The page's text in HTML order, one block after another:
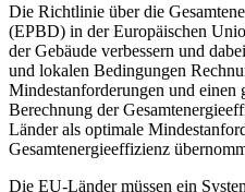
Die Richtlinie über die
(EPBD) in der Europäischen
der Gebäude verbessern und
und lokalen Bedingungen
Mindestanforderungen und einen
Berechnung der
Länder als optimale
Gesamtenergieeffizienz
Die EU-Länder müssen ein